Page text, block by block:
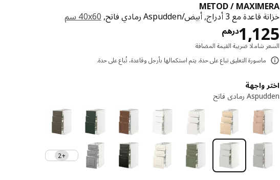
METOD / MAXIMERA
خزانة قاعدة مع 3 أدراج, أبيض/Aspudden رمادي فاتح,
‎40x60 سم‏
درهم1,125
السعر شاملا ضريبة القيمة المضافة
ماسورة التعليق تباع على حدة. يتم استكمالها بأرجل وقاعدة، تُباع على حدة.
اختر واجهة
Aspudden رمادي فاتح
+2